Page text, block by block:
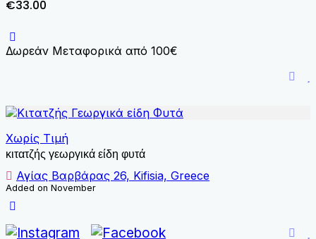
€33.00
Δωρεάν Μεταφορικά από 100€
Χωρίς Τιμή
κιτατζής γεωργικά είδη φυτά
Αγίας Βαρβάρας 26, Kifisia, Greece
Added on November